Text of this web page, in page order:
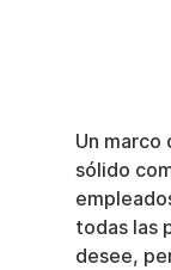
Un marco
sólido
todas las
desee,